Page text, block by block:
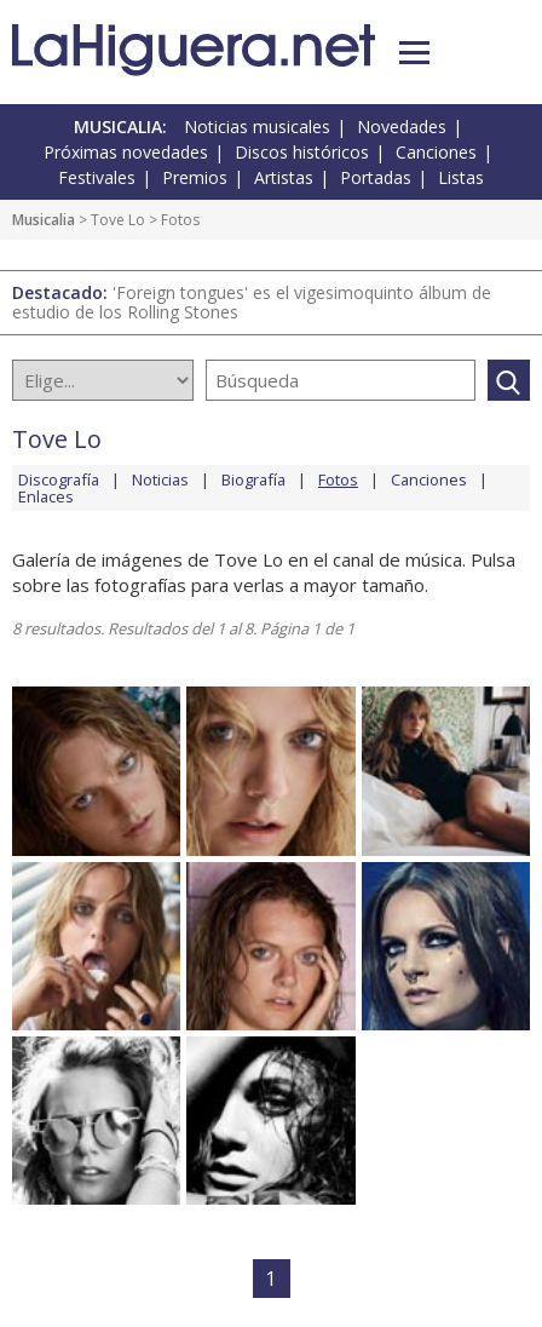
MUSICALIA: Noticias musicales
Novedades
Próximas novedades
Discos históricos
Canciones
Festivales
Premios Artistas Portadas Listas
Musicalia >Tove Lo > Fotos
Destacado: 'Foreign tongues' es el vigesimoquinto álbum de
estudio de los Rolling Stones
Tove Lo
Discografía Noticias Biografía Fotos Canciones
Enlaces
Galería de imágenes de Tove Lo en el canal de música. Pulsa
sobre las fotografías para verlas a mayor tamaño.
8 resultados. Resultados del 1 al 8. Página 1 de 1
1